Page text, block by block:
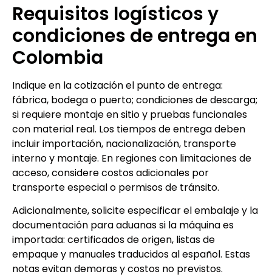
Requisitos logísticos y
condiciones de entrega en
Colombia
Indique en la cotización el punto de entrega:
fábrica, bodega o puerto; condiciones de descarga;
si requiere montaje en sitio y pruebas funcionales
con material real. Los tiempos de entrega deben
incluir importación, nacionalización, transporte
interno y montaje. En regiones con limitaciones de
acceso, considere costos adicionales por
transporte especial o permisos de tránsito.
Adicionalmente, solicite especificar el embalaje y la
documentación para aduanas si la máquina es
importada: certificados de origen, listas de
empaque y manuales traducidos al español. Estas
notas evitan demoras y costos no previstos.